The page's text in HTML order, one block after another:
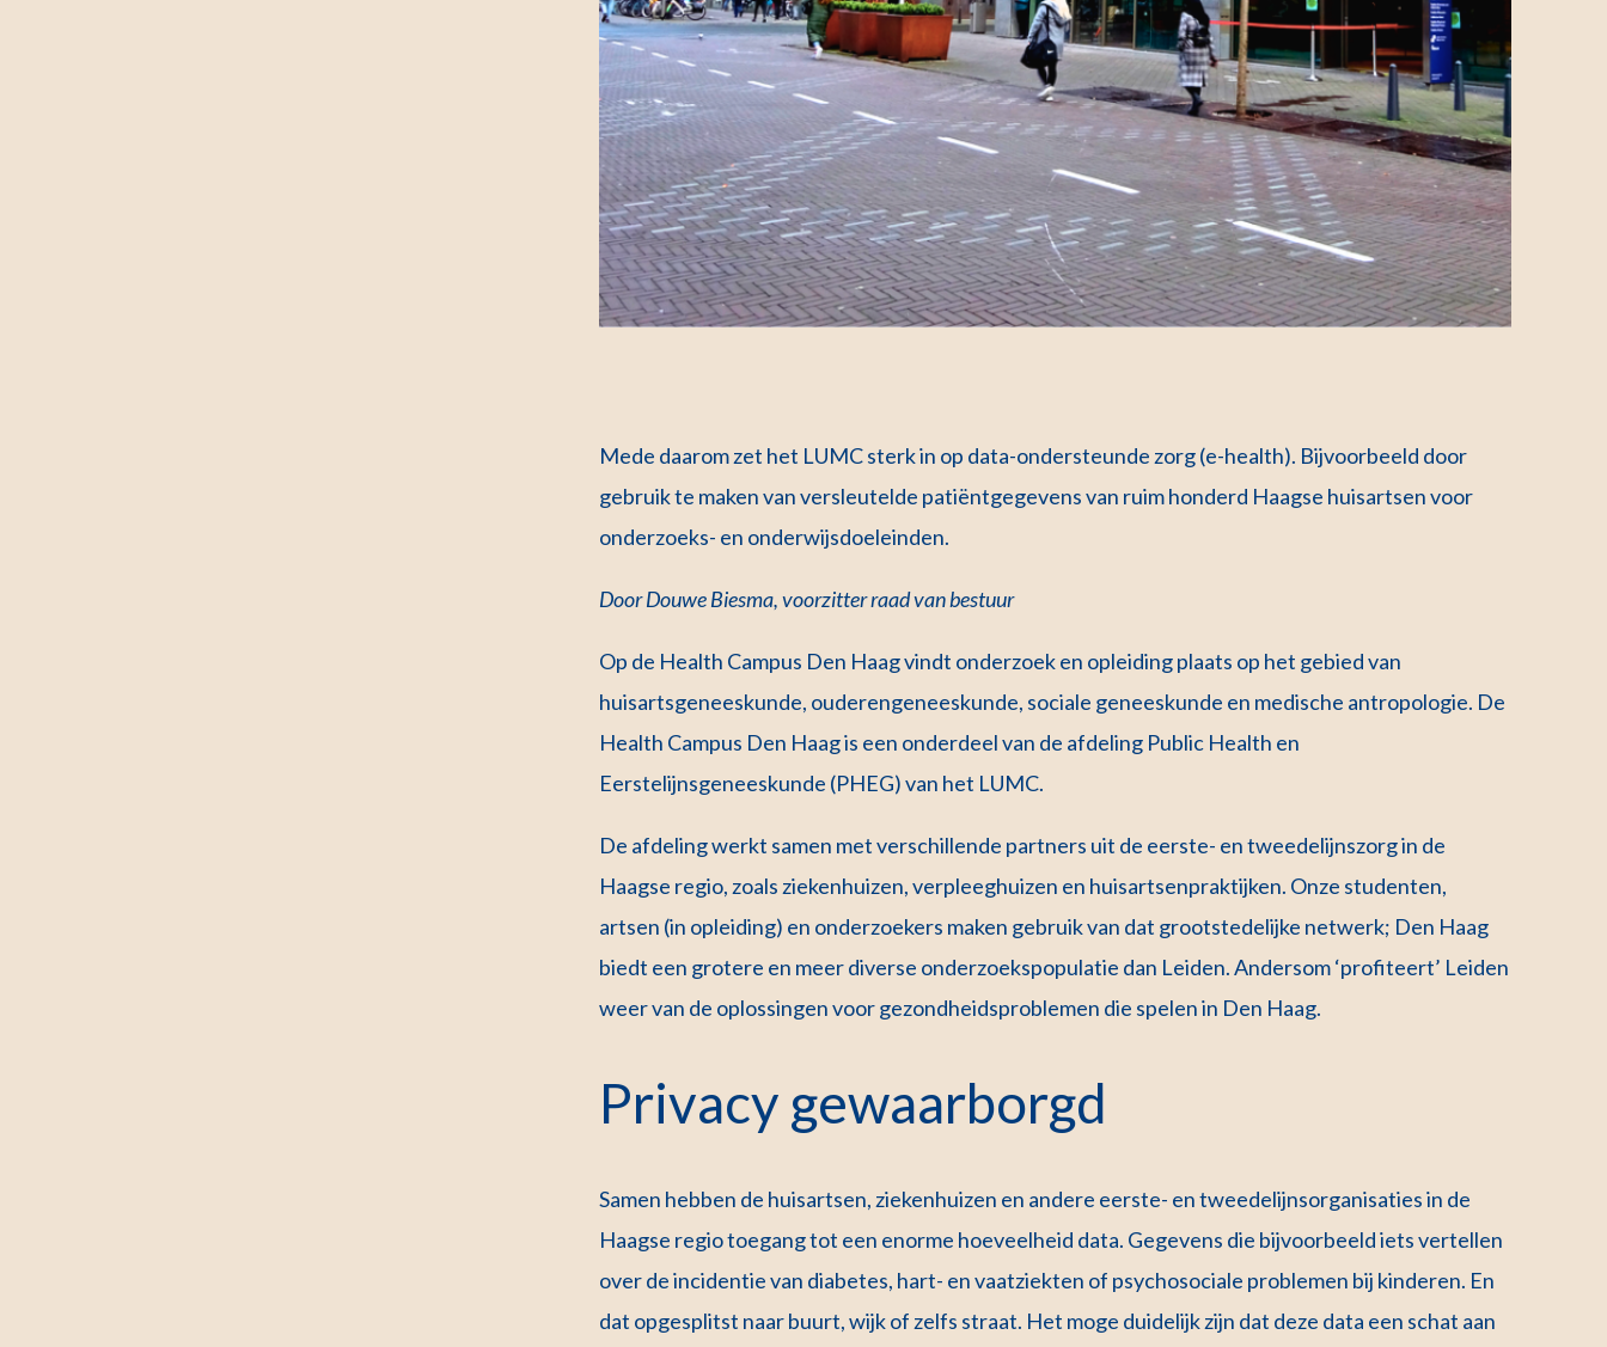
Mede daarom zet het LUMC sterk in op data-ondersteunde zorg (e-health). Bijvoorbeeld door
gebruik te maken van versleutelde patiëntgegevens van ruim honderd Haagse huisartsen voor
onderzoeks- en onderwijsdoeleinden.
Door Douwe Biesma, voorzitter raad van bestuur
Op de Health Campus Den Haag vindt onderzoek en opleiding plaats op het gebied van
huisartsgeneeskunde, ouderengeneeskunde, sociale geneeskunde en medische antropologie. De
Health Campus Den Haag is een onderdeel van de afdeling Public Health en
Eerstelijnsgeneeskunde (PHEG) van het LUMC.
De afdeling werkt samen met verschillende partners uit de eerste- en tweedelijnszorg in de
Haagse regio, zoals ziekenhuizen, verpleeghuizen en huisartsenpraktijken. Onze studenten,
artsen (in opleiding) en onderzoekers maken gebruik van dat grootstedelijke netwerk; Den Haag
biedt een grotere en meer diverse onderzoekspopulatie dan Leiden. Andersom ‘profiteert’ Leiden
weer van de oplossingen voor gezondheidsproblemen die spelen in Den Haag.
Privacy gewaarborgd
Samen hebben de huisartsen, ziekenhuizen en andere eerste- en tweedelijnsorganisaties in de
Haagse regio toegang tot een enorme hoeveelheid data. Gegevens die bijvoorbeeld iets vertellen
over de incidentie van diabetes, hart- en vaatziekten of psychosociale problemen bij kinderen. En
dat opgesplitst naar buurt, wijk of zelfs straat. Het moge duidelijk zijn dat deze data een schat aan